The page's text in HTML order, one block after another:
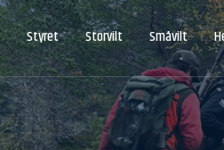
Styret Storvilt Småvilt